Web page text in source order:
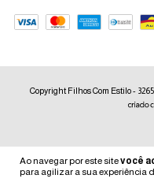
Ao navegar por este sitevocê
para agilizar a sua experiência
Copyright Filhos Com Estilo -